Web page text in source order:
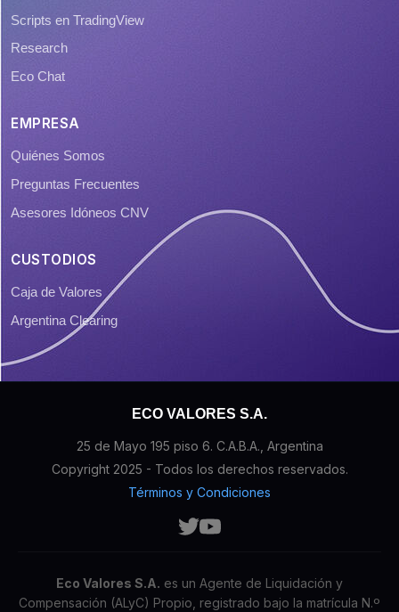
Scripts en TradingView
Research
Eco Chat
EMPRESA
Quiénes Somos
Preguntas Frecuentes
Asesores Idóneos CNV
CUSTODIOS
Caja de Valores
Argentina Clearing
ECO VALORES S.A.
25 de Mayo 195 piso 6. C.A.B.A., Argentina
Copyright 2025 - Todos los derechos reservados.
Términos y Condiciones
Eco Valores S.A. es un Agente de Liquidación y
Compensación (ALyC) Propio, registrado bajo la matrícula N.º